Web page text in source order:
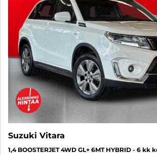
Suzuki Vitara
1,4 BOOSTERJET 4WD GL+ 6MT HYBRID - 6 kk